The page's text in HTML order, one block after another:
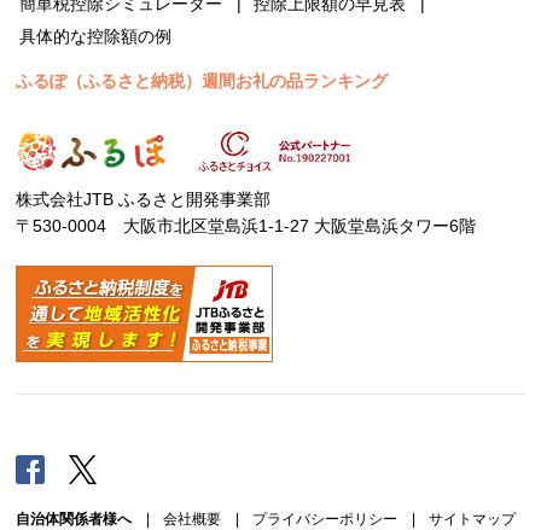
簡単税控除シミュレーター
控除上限額の早見表
具体的な控除額の例
ふるぽ（ふるさと納税）週間お礼の品ランキング
株式会社JTB ふるさと開発事業部
〒530-0004 大阪市北区堂島浜1-1-27 大阪堂島浜タワー6階
Facebook
自治体関係者様へ| 会社概要 プライバシーポリシー サイトマップ